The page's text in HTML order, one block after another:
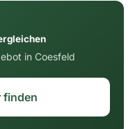
in Coesfeld
finden